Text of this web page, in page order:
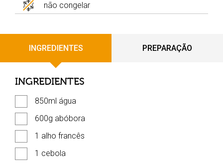
não congelar
INGREDIENTES PREPARAÇÃO
INGREDIENTES
850ml água
600g abóbora
1 alho francês
1 cebola